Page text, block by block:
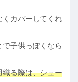
くカバーしてくれ
子供っぽくなら
織る際は、シュー